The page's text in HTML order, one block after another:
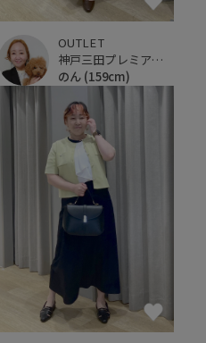
OUTLET
神戸三田プレミアム・アウトレット
のん (159cm)